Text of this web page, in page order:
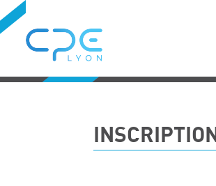
Formations diplômantesINSCRIPTION
Cookies management panel